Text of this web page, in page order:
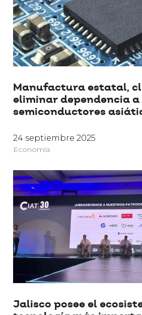
Manufactura estatal,
eliminar dependencia a
semiconductores
24 septiembre 2025
Economía
Jalisco posee el